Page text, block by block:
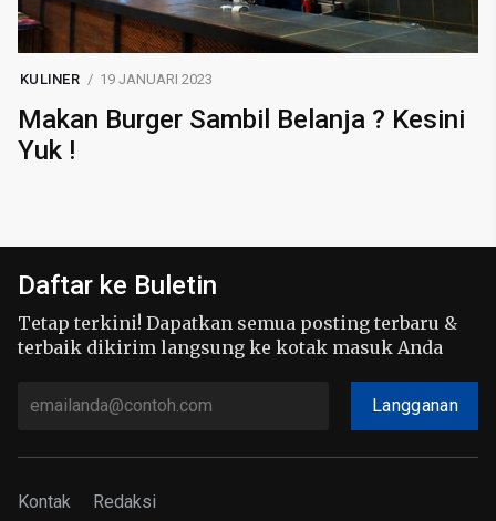
KULINER 19 JANUARI 2023
Makan Burger Sambil Belanja ? Kesini
Yuk !
Daftar ke Buletin
Tetap terkini! Dapatkan semua posting terbaru &
terbaik dikirim langsung ke kotak masuk Anda
Langganan
Kontak Redaksi